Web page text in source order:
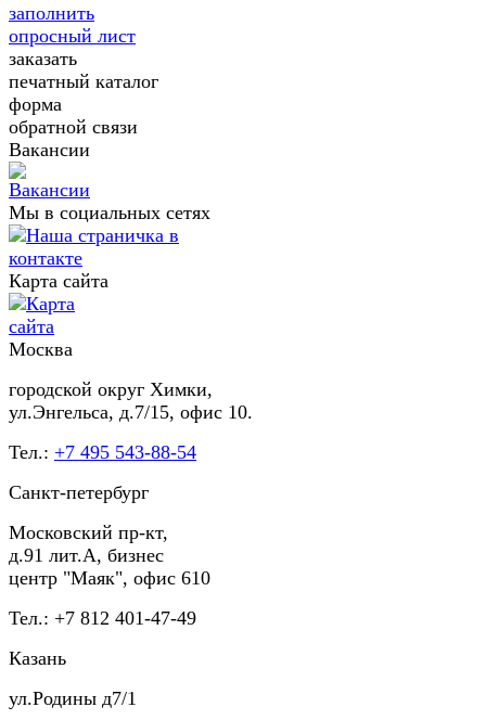
заполнить
опросный лист
заказать
печатный каталог
форма
обратной связи
Вакансии
Мы в социальных сетях
Карта сайта
Москва
городской округ Химки,
ул.Энгельса, д.7/15, офис 10.
Тел.: +7 495 543-88-54
Санкт-петербург
Московский пр-кт,
д.91 лит.А, бизнес
центр "Маяк", офис 610
Тел.: +7 812 401-47-49
Казань
ул.Родины д7/1